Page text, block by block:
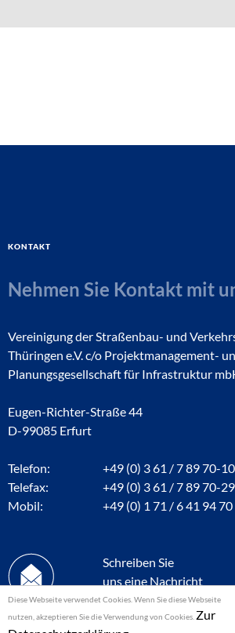
Diese Webseite verwendet Cookies. Wenn Sie diese Webseite
nutzen, akzeptieren Sie die Verwendung von Cookies. Zur
Kontakt
Nehmen Sie Kontakt mit
Vereinigung der Straßenbau- und
Thüringen e.V. c/o Projektmanagement-
Planungsgesellschaft für Infrastruktur
Eugen-Richter-Straße 44
D-99085 Erfurt
Telefon:
+49 (0) 3 61 / 7 89 70-10
Telefax:
+49 (0) 3 61 / 7 89 70-29
Mobil:
+49 (0) 1 71 / 6 41 94 70
Schreiben Sie
uns eine Nachricht